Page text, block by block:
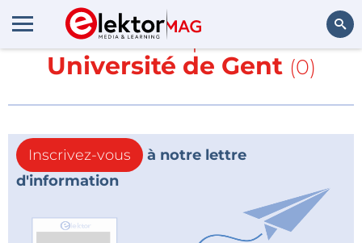
Rechercher
En savoir plus sur
Université de Gent (0)
Inscrivez-vous
à notre lettre
d'information